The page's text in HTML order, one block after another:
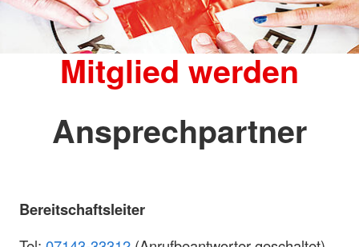
Mitglied werden
Ansprechpartner
Bereitschaftsleiter